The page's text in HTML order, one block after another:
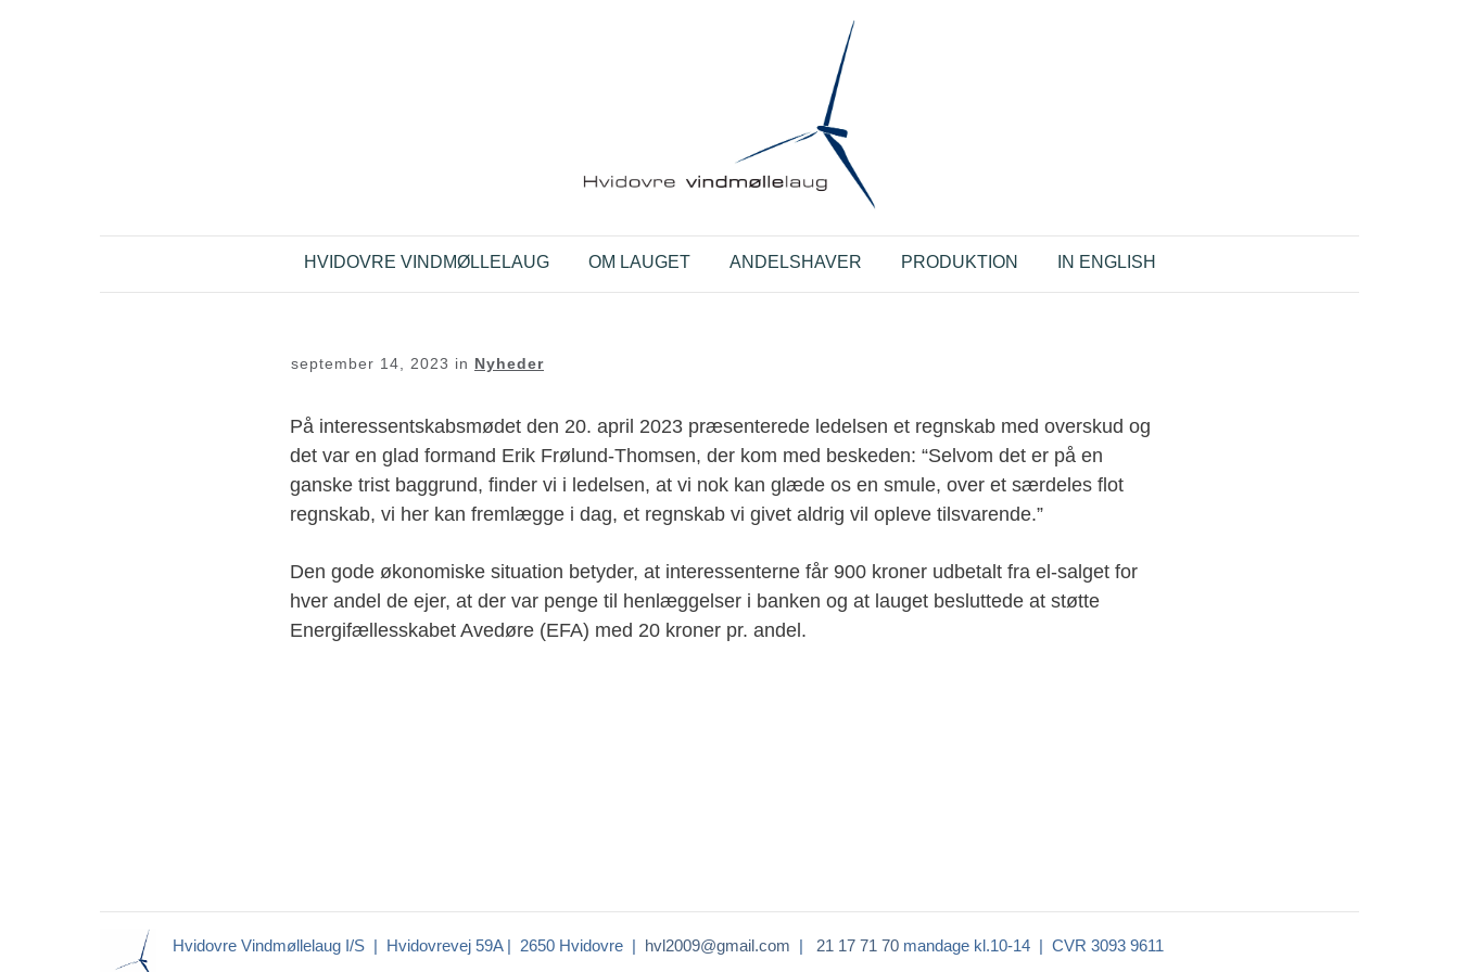
HVIDOVRE VINDMØLLELAUG OM LAUGET ANDELSHAVER PRODUKTION IN ENGLISH
september 14, 2023 in Nyheder
På interessentskabsmødet den 20. april 2023 præsenterede ledelsen et regnskab med overskud og
det var en glad formand Erik Frølund-Thomsen, der kom med beskeden: “Selvom det er på en
ganske trist baggrund, finder vi i ledelsen, at vi nok kan glæde os en smule, over et særdeles flot
regnskab, vi her kan fremlægge i dag, et regnskab vi givet aldrig vil opleve tilsvarende.”
Den gode økonomiske situation betyder, at interessenterne får 900 kroner udbetalt fra el-salget for
hver andel de ejer, at der var penge til henlæggelser i banken og at lauget besluttede at støtte
Energifællesskabet Avedøre (EFA) med 20 kroner pr. andel.
Hvidovre Vindmøllelaug I/S | Hvidovrevej 59A | 2650 Hvidovre | hvl2009@gmail.com | 21 17 71 70mandage kl.10-14 | CVR 3093 9611